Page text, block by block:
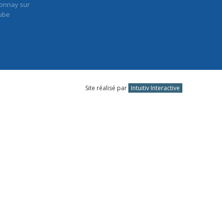
sur
Site réalisé par Intuitiv Interactive